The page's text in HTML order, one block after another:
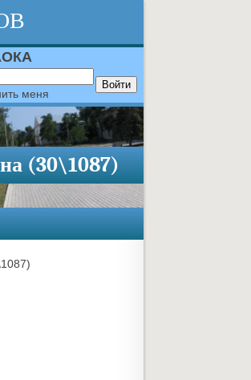
меня
(30\1087)